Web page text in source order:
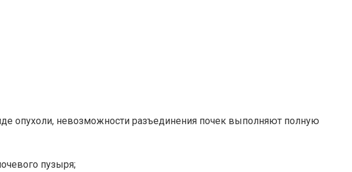
опухоли, невозможности разъединения почек выполняют полную
пузыря;